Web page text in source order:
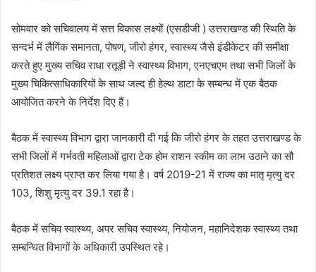
सोमवार को सचिवालय में सत्त विकास लक्ष्यों (एसडीजी ) उत्तराखण्ड की स्थिति के
सन्दर्भ में लैगिंक समानता, पोषण, जीरो हंगर, स्वास्थ्य जैसे इंडीकेटर की समीक्षा
करते हुए मुख्य सचिव राधा रतूड़ी ने स्वास्थ्य विभाग, एनएचएम तथा सभी जिलों के
मुख्य चिकित्साधिकारियों के साथ जल्द ही हेल्थ डाटा के सम्बन्ध में एक बैठक
आयोजित करने के निर्देश दिए हैं।
बैठक में स्वास्थ्य विभाग द्वारा जानकारी दी गई कि जीरो हंगर के तहत उत्तराखण्ड के
सभी जिलों में गर्भवती महिलाओं द्वारा टेक होम राशन स्कीम का लाभ उठाने का सौ
प्रतिशत लक्ष्य प्राप्त कर लिया गया है। वर्ष 2019-21 में राज्य का मातृ मृत्यु दर
103, शिशु मृत्यु दर 39.1 रहा है।
बैठक में सचिव स्वास्थ्य, अपर सचिव स्वास्थ्य, नियोजन, महानिदेशक स्वास्थ्य तथा
सम्बन्धित विभागों के अधिकारी उपस्थित रहे।